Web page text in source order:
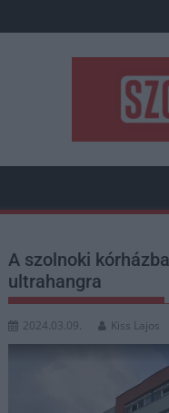
to
A szolnoki
ultrahangra
2024.03.09. Kiss Lajos